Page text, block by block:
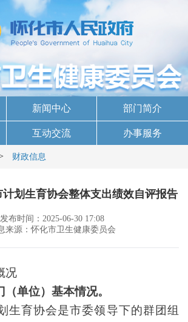
新闻中心 部门简介
互动交流 办事服务
财政信息
计划生育协会整体支出绩效自评报告
发布时间：2025-06-30 17:08
来源：怀化市卫生健康委员会
况
（单位）基本情况。
生育协会是市委领导下的群团组